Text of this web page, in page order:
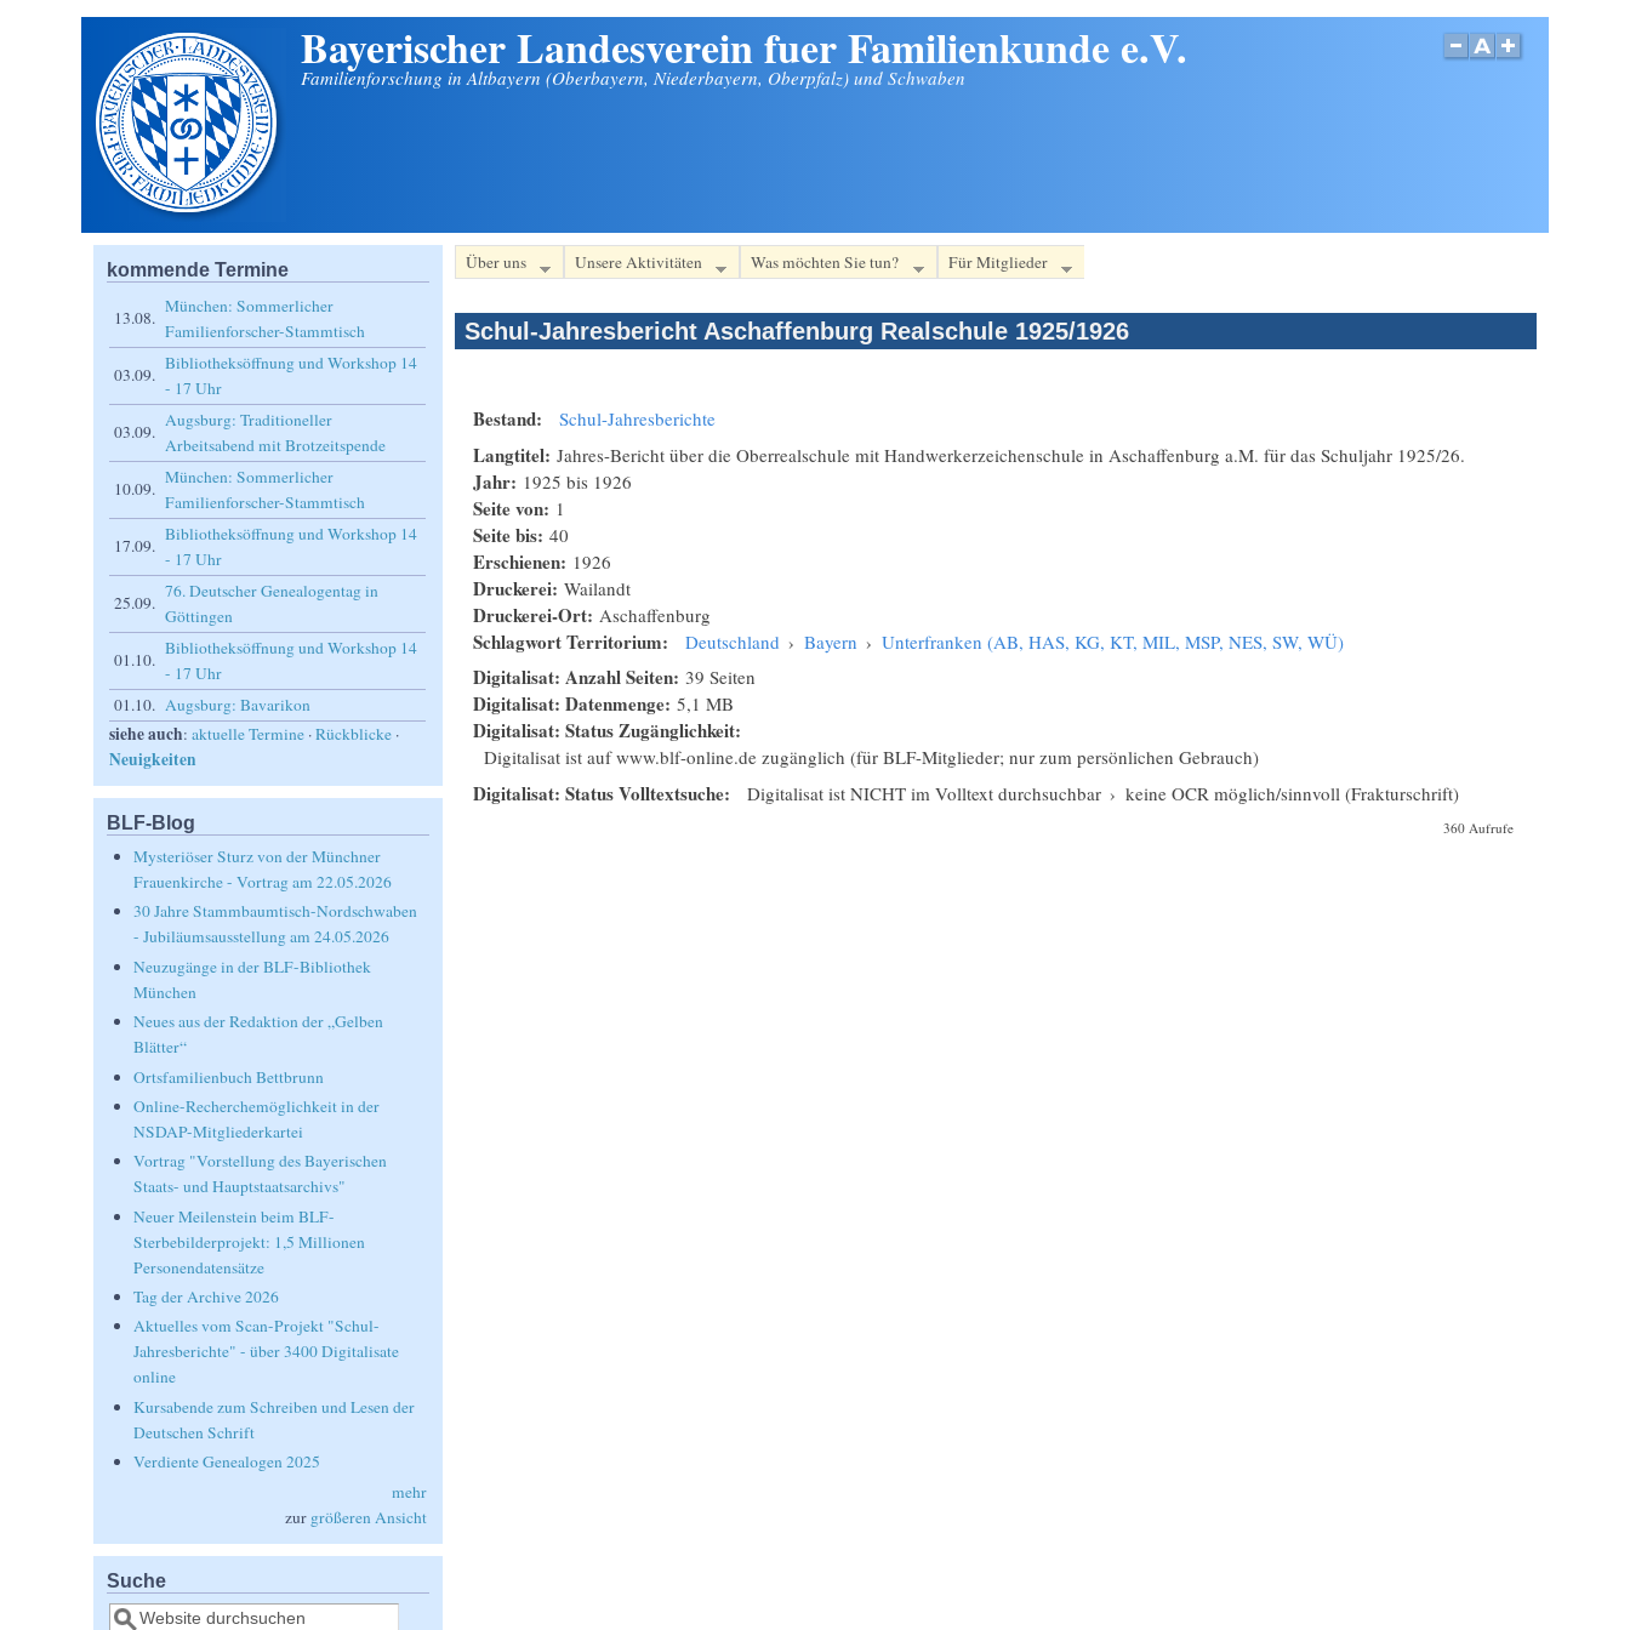
Bayerischer Landesverein fuer Familienkunde e.V.
Familienforschung in Altbayern (Oberbayern, Niederbayern, Oberpfalz) und Schwaben
Über uns Unsere Aktivitäten Was möchten Sie tun? Für Mitglieder
Schul-Jahresbericht Aschaffenburg Realschule 1925/1926
Bestand: Schul-Jahresberichte
Langtitel: Jahres-Bericht über die Oberrealschule mit Handwerkerzeichenschule in Aschaffenburg a.M. für das Schuljahr 1925/26.
Jahr: 1925 bis 1926
Seite von: 1
Seite bis: 40
Erschienen: 1926
Druckerei: Wailandt
Druckerei-Ort: Aschaffenburg
Schlagwort Territorium: Deutschland › Bayern › Unterfranken (AB, HAS, KG, KT, MIL, MSP, NES, SW, WÜ)
Digitalisat: Anzahl Seiten: 39 Seiten
Digitalisat: Datenmenge: 5,1 MB
Digitalisat: Status Zugänglichkeit:
Digitalisat ist auf www.blf-online.de zugänglich (für BLF-Mitglieder; nur zum persönlichen Gebrauch)
Digitalisat: Status Volltextsuche: Digitalisat ist NICHT im Volltext durchsuchbar › keine OCR möglich/sinnvoll (Frakturschrift)
360 Aufrufe
kommende Termine
13.08.
München: Sommerlicher
Familienforscher-Stammtisch
03.09.
Bibliotheksöffnung und Workshop 14
- 17 Uhr
03.09.
Augsburg: Traditioneller
Arbeitsabend mit Brotzeitspende
10.09.
München: Sommerlicher
Familienforscher-Stammtisch
17.09.
Bibliotheksöffnung und Workshop 14
- 17 Uhr
25.09.
76. Deutscher Genealogentag in
Göttingen
01.10.
Bibliotheksöffnung und Workshop 14
- 17 Uhr
01.10. Augsburg: Bavarikon
siehe auch:aktuelle Termine ·Rückblicke ·
Neuigkeiten
BLF-Blog
Mysteriöser Sturz von der Münchner
Frauenkirche - Vortrag am 22.05.2026
30 Jahre Stammbaumtisch-Nordschwaben
- Jubiläumsausstellung am 24.05.2026
Neuzugänge in der BLF-Bibliothek
München
Neues aus der Redaktion der „Gelben
Blätter“
Ortsfamilienbuch Bettbrunn
Online-Recherchemöglichkeit in der
NSDAP-Mitgliederkartei
Vortrag "Vorstellung des Bayerischen
Staats- und Hauptstaatsarchivs"
Neuer Meilenstein beim BLF-
Sterbebilderprojekt: 1,5 Millionen
Personendatensätze
Tag der Archive 2026
Aktuelles vom Scan-Projekt "Schul-
Jahresberichte" - über 3400 Digitalisate
online
Kursabende zum Schreiben und Lesen der
Deutschen Schrift
Verdiente Genealogen 2025
mehr
zur größeren Ansicht
Suche
Suche